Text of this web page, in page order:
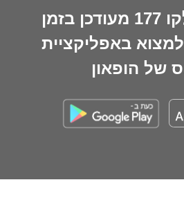
לוח זמנים לקו 177 מעודכן בזמן
באפליקציית
של הופאון